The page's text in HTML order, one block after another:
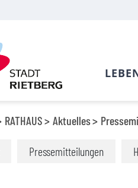
RATHAUS Aktuelles
Pressemitteilungen